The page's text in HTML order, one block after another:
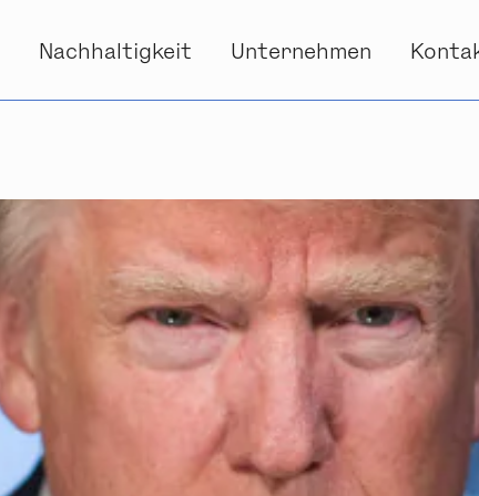
Nachhaltigkeit Unternehmen